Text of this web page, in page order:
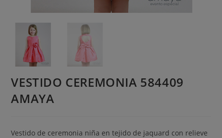
VESTIDO CEREMONIA 584409
AMAYA
Vestido de ceremonia niña en tejido de jaquard con relieve